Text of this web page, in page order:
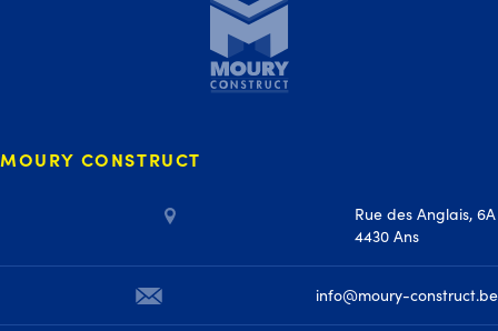
MOURY CONSTRUCT
Rue des Anglais, 6A
4430 Ans
info@moury-construct.be